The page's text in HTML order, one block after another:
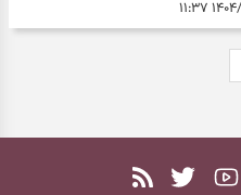
۱۱:۳۷